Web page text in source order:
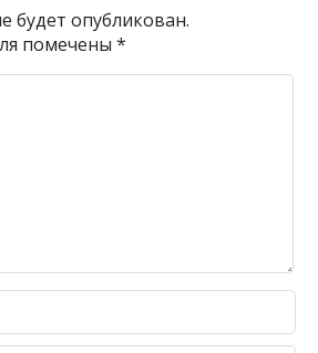
будет опубликован.
помечены*